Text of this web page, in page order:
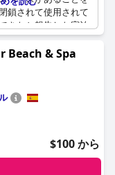
鎖されて使用されて
きたと報告した宿泊
接続されておらず、
宿泊客は、これは改
。ホテルが公共駐
駐車オプションを
Beach & Spa
$100 から